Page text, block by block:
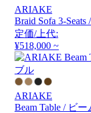
ARIAKE
Braid Sofa 3-
定価/上代:
¥518,000 ~
ARIAKE
Beam Table / ビ